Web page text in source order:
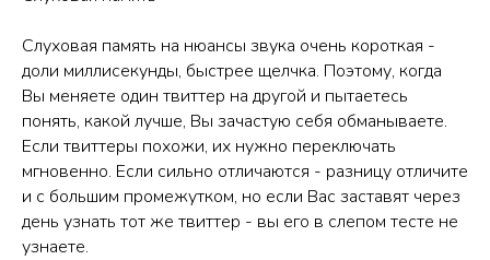
Слуховая память на нюансы звука очень короткая -
доли миллисекунды, быстрее щелчка. Поэтому, когда
Вы меняете один твиттер на другой и пытаетесь
понять, какой лучше, Вы зачастую себя обманываете.
Если твиттеры похожи, их нужно переключать
мгновенно. Если сильно отличаются - разницу отличите
и с большим промежутком, но если Вас заставят через
день узнать тот же твиттер - вы его в слепом тесте не
узнаете.